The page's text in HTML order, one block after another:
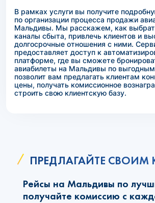
В рамках услуги вы получите
по организации процесса продажи
Мальдивы. Мы расскажем, как
каналы сбыта, привлечь клиентов и
долгосрочные отношения с ними.
предоставляет доступ к
платформе, где вы сможете
авиабилеты на Мальдивы по
позволит вам предлагать клиентам
цены, получать комиссионное
строить свою клиентскую базу.
ПРЕДЛАГАЙТЕ СВОИМ
Рейсы на Мальдивы по
получайте комиссию с